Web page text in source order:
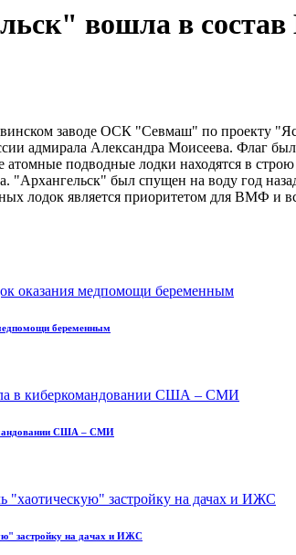
вошла в
заводе ОСК "Севмаш" по проекту
адмирала Александра Моисеева. Флаг был
подводные лодки находятся в
"Архангельск" был спущен на воду год
лодок является приоритетом для ВМФ и
беременным
США – СМИ
застройку на дачах и ИЖС